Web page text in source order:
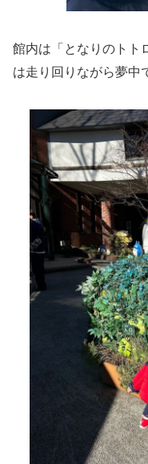
館内は「となりのトト
は走り回りながら夢中